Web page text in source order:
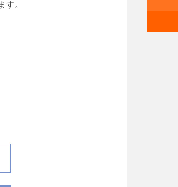
す。